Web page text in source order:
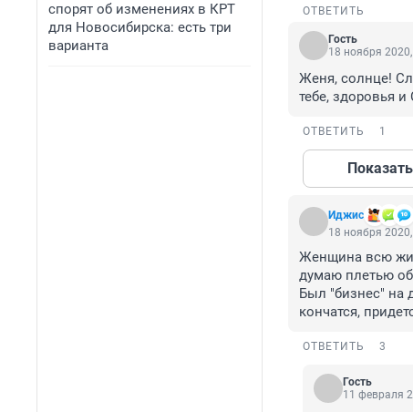
спорят об изменениях в КРТ
для Новосибирска: есть три
варианта
ОТВЕТИТЬ
Гость
18 ноября
Женя, солнце!
тебе, здоровья
ОТВЕТИТЬ 1
Иджис
18 ноября 2020,
Женщина всю
думаю плетью
Был "бизнес" на
кончатся,
ОТВЕТИТЬ 3
Гость
11 февраля